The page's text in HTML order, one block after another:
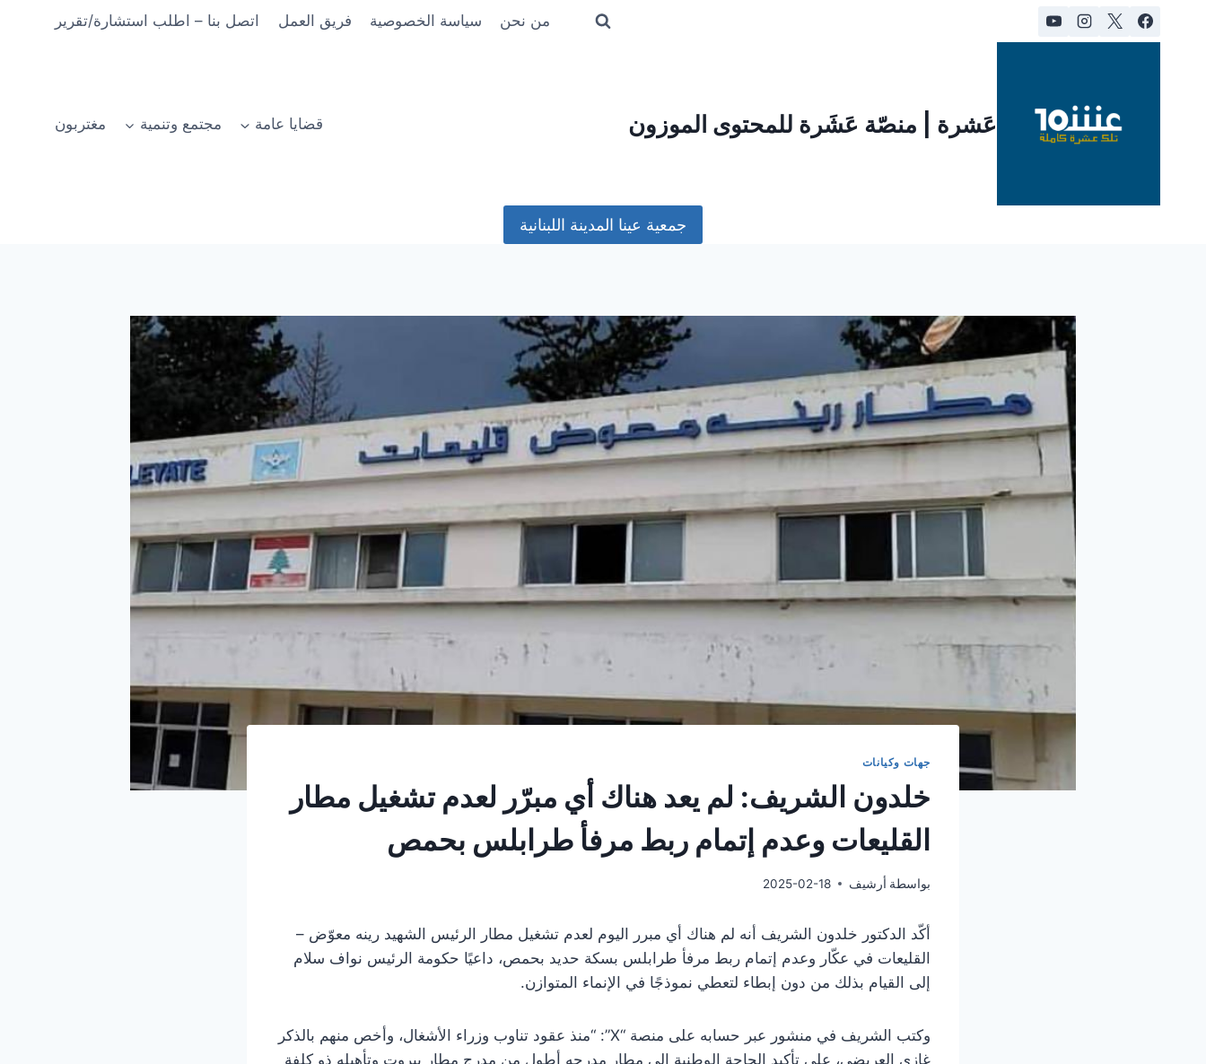
من نحن سياسة الخصوصية فريق العمل اتصل بنا – اطلب استشارة/تقرير
عَشرة | منصّة عَشَرة للمحتوى الموزون قضايا عامة مجتمع وتنمية مغتربون
جمعية عينا المدينة اللبنانية
جهات وكيانات
خلدون الشريف: لم يعد هناك أي مبرّر لعدم تشغيل مطار
القليعات وعدم إتمام ربط مرفأ طرابلس بحمص
بواسطة أرشيف 2025-02-18
أكّد الدكتور خلدون الشريف أنه لم هناك أي مبرر اليوم لعدم تشغيل مطار الرئيس الشهيد رينه معوّض –
القليعات في عكّار وعدم إتمام ربط مرفأ طرابلس بسكة حديد بحمص، داعيًا حكومة الرئيس نواف سلام
إلى القيام بذلك من دون إبطاء لتعطي نموذجًا في الإنماء المتوازن.
وكتب الشريف في منشور عبر حسابه على منصة “X”: “منذ عقود تناوب وزراء الأشغال، وأخص منهم بالذكر
غازي العريضي، على تأكيد الحاجة الوطنية إلى مطار مدرجه أطول من مدرج مطار بيروت وتأهيله ذو كلفة